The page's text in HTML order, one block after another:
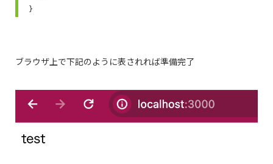
}
ブラウザ上で下記のように表されれば準備完了